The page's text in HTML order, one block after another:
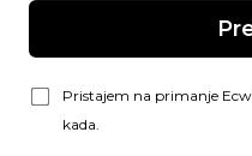
Pristajem na primanje
kada.